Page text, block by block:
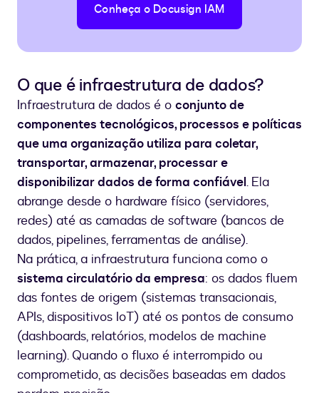
Conheça o Docusign IAM
O que é infraestrutura de dados?
Infraestrutura de dados é o conjunto de
componentes tecnológicos, processos e políticas
que uma organização utiliza para coletar,
transportar, armazenar, processar e
disponibilizar dados de forma confiável. Ela
abrange desde o hardware físico (servidores,
redes) até as camadas de software (bancos de
dados, pipelines, ferramentas de análise).
Na prática, a infraestrutura funciona como o
sistema circulatório da empresa: os dados fluem
das fontes de origem (sistemas transacionais,
APIs, dispositivos IoT) até os pontos de consumo
(dashboards, relatórios, modelos de machine
learning). Quando o fluxo é interrompido ou
comprometido, as decisões baseadas em dados